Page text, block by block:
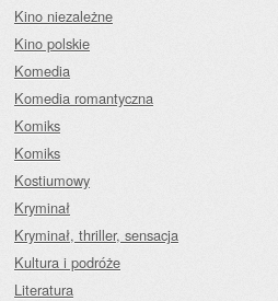
Kino niezależne
Kino polskie
Komedia
Komedia romantyczna
Komiks
Komiks
Kostiumowy
Kryminał
Kryminał, thriller, sensacja
Kultura i podróże
Literatura